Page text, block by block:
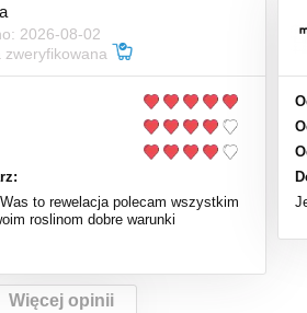
2026-08-02
zweryfikowana
to rewelacja polecam wszystkim
roslinom dobre warunki
Więcej opinii